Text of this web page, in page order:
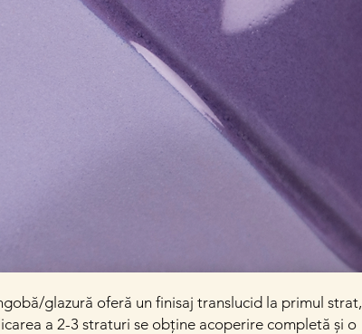
glazură oferă un finisaj translucid la primul strat,
a 2-3 straturi se obține acoperire completă și o